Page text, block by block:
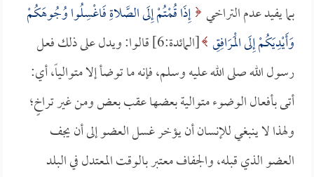
بما يفيد عدم التراخي إِذَا قُمْتُمْ إِلَى الصَّلاةِ فَاغْسِلُوا وُجُوهَكُمْ
وَأَيْدِيَكُمْ إِلَى الْمَرَافِقِ
[المائدة:6] قالوا: ويدل على ذلك فعل
رسول الله صلى الله عليه وسلم، فإنه ما توضأ إلا متوالياً، أي:
أتى بأفعال الوضوء متوالية بعضها عقب بعض ومن غير تراخٍ؛
ولهذا لا ينبغي للإنسان أن يؤخر غسل العضو إلى أن يجف
العضو الذي قبله، والجفاف معتبر بالوقت المعتدل في البلد